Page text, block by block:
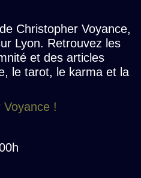
Christopher Voyance,
Lyon. Retrouvez les
et des articles
le tarot, le karma et la
!